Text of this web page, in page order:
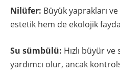
Nilüfer: Büyük yaprakları
estetik hem de ekolojik
Su sümbülü: Hızlı büyür
yardımcı olur, ancak